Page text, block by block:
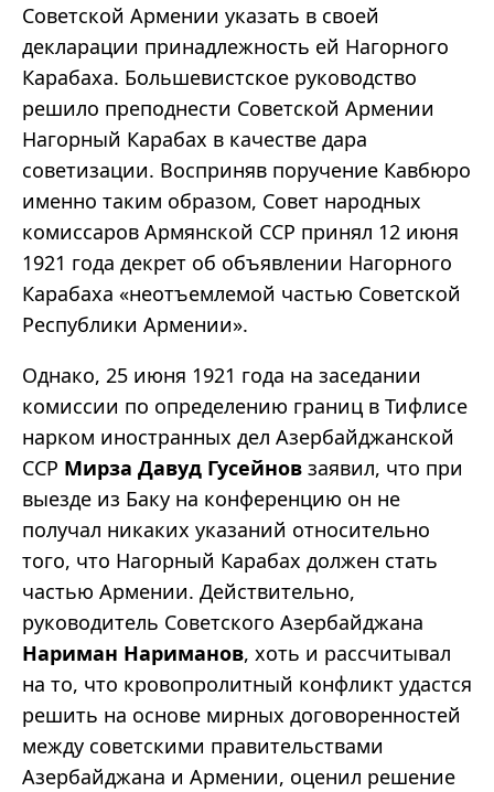
Советской Армении указать в своей
декларации принадлежность ей Нагорного
Карабаха. Большевистское руководство
решило преподнести Советской Армении
Нагорный Карабах в качестве дара
советизации. Восприняв поручение Кавбюро
именно таким образом, Совет народных
комиссаров Армянской ССР принял 12 июня
1921 года декрет об объявлении Нагорного
Карабаха «неотъемлемой частью Советской
Республики Армении».
Однако, 25 июня 1921 года на заседании
комиссии по определению границ в Тифлисе
нарком иностранных дел Азербайджанской
ССР Мирза Давуд Гусейнов заявил, что при
выезде из Баку на конференцию он не
получал никаких указаний относительно
того, что Нагорный Карабах должен стать
частью Армении. Действительно,
руководитель Советского Азербайджана
Нариман Нариманов, хоть и рассчитывал
на то, что кровопролитный конфликт удастся
решить на основе мирных договоренностей
между советскими правительствами
Азербайджана и Армении, оценил решение